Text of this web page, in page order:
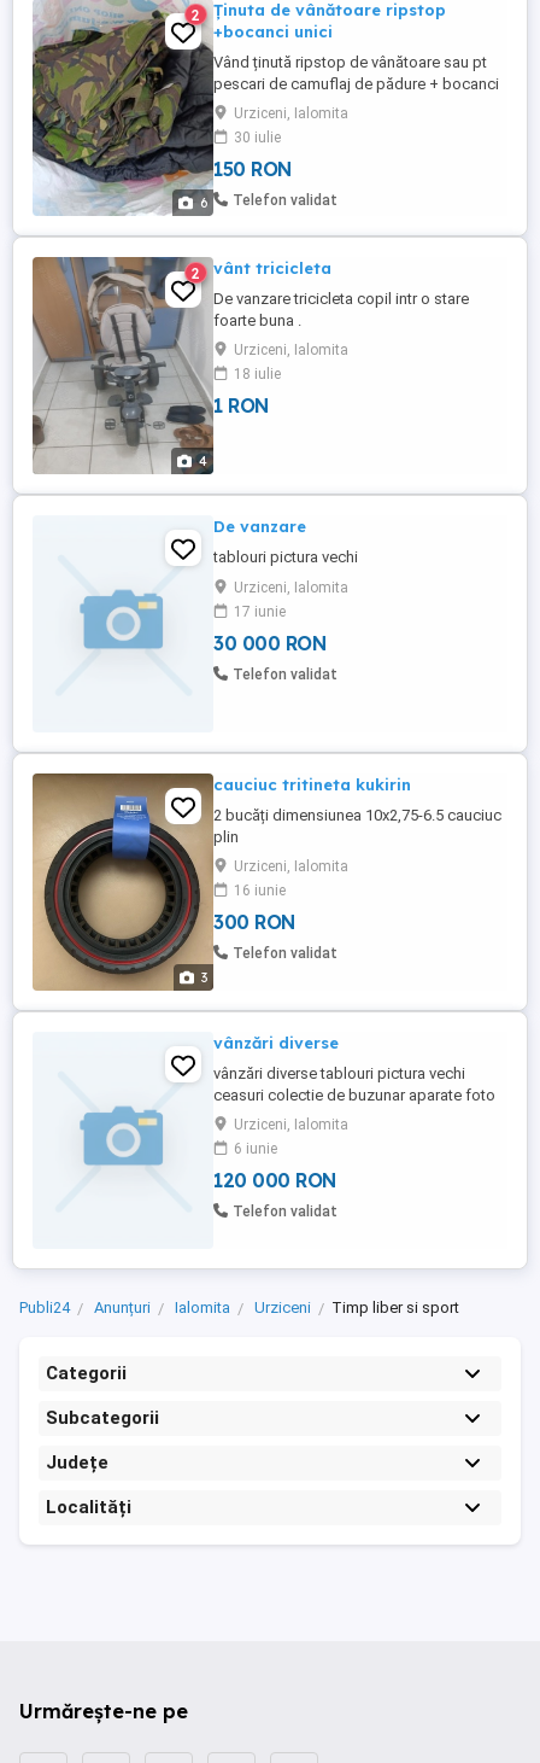
6
2
Ținuta de vânătoare ripstop
+bocanci unici
Vând ținută ripstop de vânătoare sau pt
pescari de camuflaj de pădure + bocanci
unici de piele naturală +scurta camuflaj
Urziceni, Ialomita
30 iulie
150 RON
Telefon validat
4
2 vânt tricicleta
De vanzare tricicleta copil intr o stare
foarte buna .
Urziceni, Ialomita
18 iulie
1 RON
De vanzare
tablouri pictura vechi
Urziceni, Ialomita
17 iunie
30 000 RON
Telefon validat
3
cauciuc tritineta kukirin
2 bucăți dimensiunea 10x2,75-6.5 cauciuc
plin
Urziceni, Ialomita
16 iunie
300 RON
Telefon validat
vânzări diverse
vânzări diverse tablouri pictura vechi
ceasuri colectie de buzunar aparate foto
digitale
Urziceni, Ialomita
6 iunie
120 000 RON
Telefon validat
Publi24 Anunțuri Ialomita Urziceni Timp liber si sport
Categorii
Subcategorii
Județe
Localități
Urmărește-ne pe